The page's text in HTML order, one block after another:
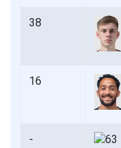
38
16
-